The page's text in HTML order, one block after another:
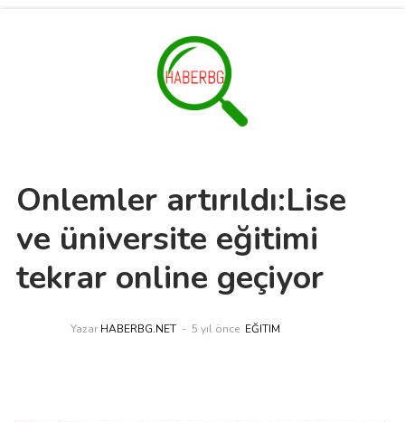
Önlemler artırıldı:Lise
ve üniversite eğitimi
tekrar online geçiyor
Yazar HABERBG.NET 5 yıl önce EĞITIM